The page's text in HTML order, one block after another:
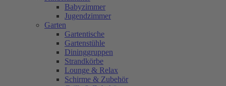
Babyzimmer
Jugendzimmer
Garten
Gartentische
Gartenstühle
Dininggruppen
Strandkörbe
Lounge & Relax
Schirme & Zubehör